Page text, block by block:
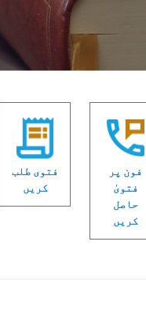
فون پر
فتویٰ
حاصل
کریں
فتوی طلب
کریں